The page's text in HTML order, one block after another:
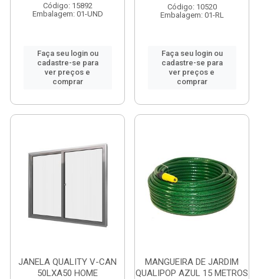
Código: 15892
Embalagem: 01-UND
Faça seu login ou
cadastre-se para
ver preços e
comprar
Código: 10520
Embalagem: 01-RL
Faça seu login ou
cadastre-se para
ver preços e
comprar
JANELA QUALITY V-CAN
50LXA50 HOME
MANGUEIRA DE JARDIM
QUALIPOP AZUL 15 METROS